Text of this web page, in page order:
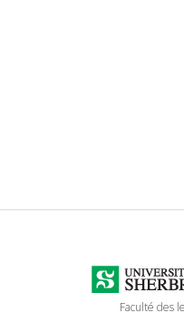
Faculté des